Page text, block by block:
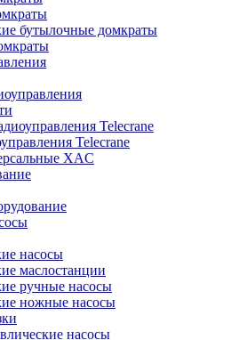
бутылочные домкраты
Telecrane
Telecrane
XAC
насосы
маслостанции
ручные насосы
ножные насосы
насосы